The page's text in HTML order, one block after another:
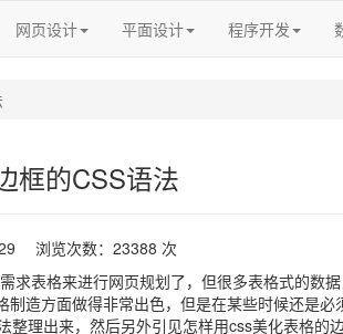
网页设计 平面设计 程序开发
框的CSS语法
浏览次数：23388 次
求表格来进行网页规划了，但很多表格式的数
造方面做得非常出色，但是在某些时候还是必
理出来，然后另外引见怎样用css美化表格的边